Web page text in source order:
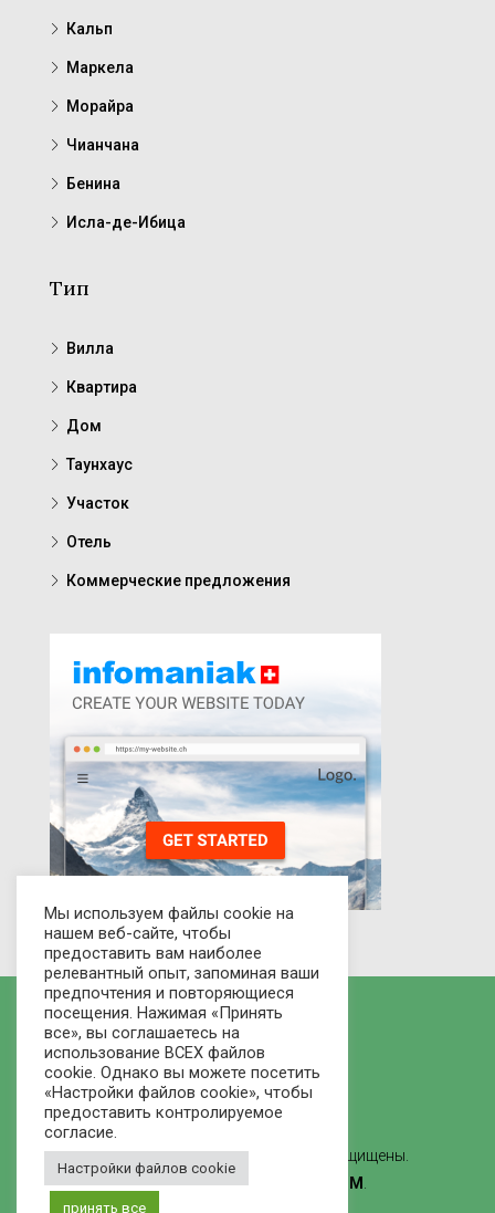
Кальп
Маркела
Морайра
Чианчана
Бенина
Исла-де-Ибица
Тип
Вилла
Квартира
Дом
Таунхаус
Участок
Отель
Коммерческие предложения
© 2021 Рынок домов - Все права защищены.
Сделано
ВЕБ-СТУДИЯ ЛВММ
Мы используем файлы cookie на
нашем веб-сайте, чтобы
предоставить вам наиболее
релевантный опыт, запоминая ваши
предпочтения и повторяющиеся
посещения. Нажимая «Принять
все», вы соглашаетесь на
использование ВСЕХ файлов
cookie. Однако вы можете посетить
«Настройки файлов cookie», чтобы
предоставить контролируемое
согласие.
Настройки файлов cookie
принять все